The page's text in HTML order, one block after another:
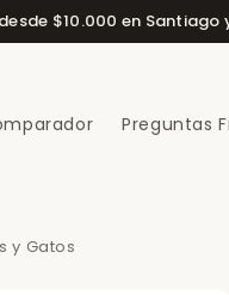
$10.000 en Santiago
Preguntas
y Gatos